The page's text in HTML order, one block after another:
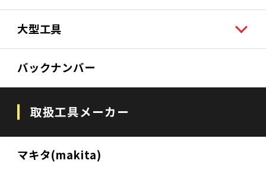
大型工具
バックナンバー
取扱工具メーカー
マキタ(makita)